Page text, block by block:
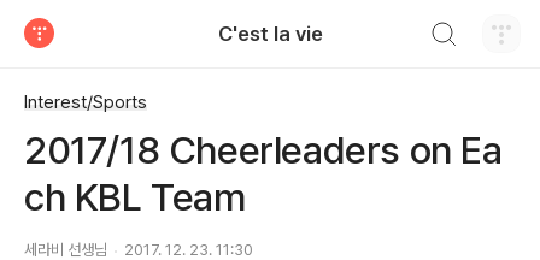
C'est la vie
Interest/Sports
2017/18 Cheerleaders on Ea
ch KBL Team
세라비 선생님 2017. 12. 23. 11:30